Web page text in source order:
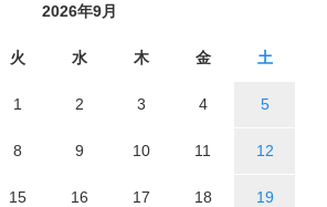
2026年9月
火 水 木 金 土
1 2 3 4 5
8 9 10 11 12
15 16 17 18 19